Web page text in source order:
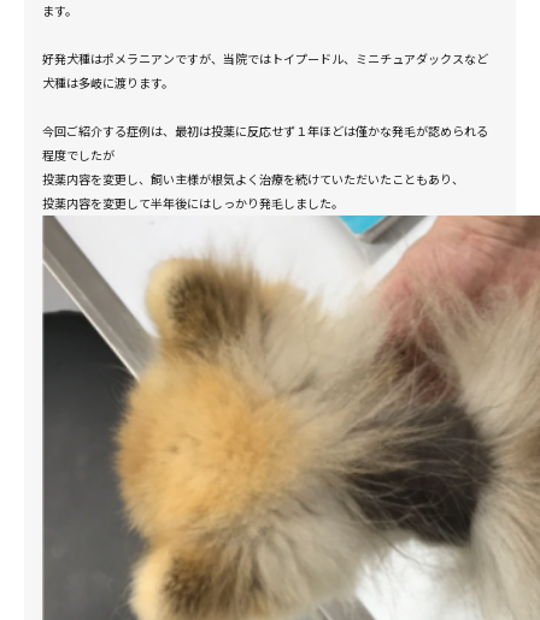
ます。
好発犬種はポメラニアンですが、当院ではトイプードル、ミニチュアダックスなど
犬種は多岐に渡ります。
今回ご紹介する症例は、最初は投薬に反応せず１年ほどは僅かな発毛が認められる
程度でしたが
投薬内容を変更し、飼い主様が根気よく治療を続けていただいたこともあり、
投薬内容を変更して半年後にはしっかり発毛しました。